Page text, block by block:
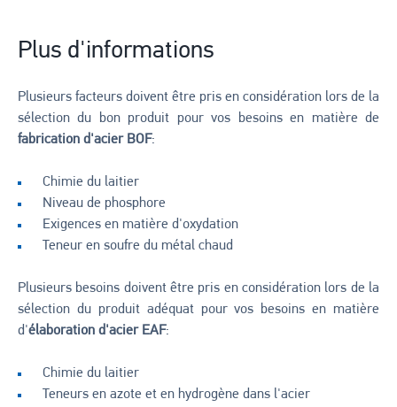
Plus d'informations
Plusieurs facteurs doivent être pris en considération lors de la
sélection du bon produit pour vos besoins en matière de
fabrication d'acier BOF:
Chimie du laitier
Niveau de phosphore
Exigences en matière d'oxydation
Teneur en soufre du métal chaud
Plusieurs besoins doivent être pris en considération lors de la
sélection du produit adéquat pour vos besoins en matière
d'élaboration d'acier EAF:
Chimie du laitier
Teneurs en azote et en hydrogène dans l'acier